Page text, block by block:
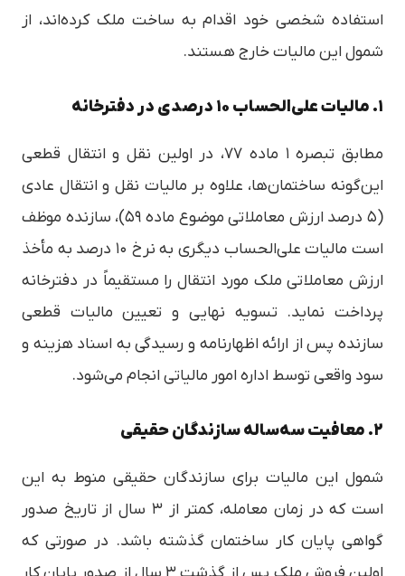
استفاده شخصی خود اقدام به ساخت ملک کرده‌اند، از
شمول این مالیات خارج هستند.
۱. مالیات علی‌الحساب ۱۰ درصدی در دفترخانه
مطابق تبصره ۱ ماده ۷۷، در اولین نقل و انتقال قطعی
این‌گونه ساختمان‌ها، علاوه بر مالیات نقل و انتقال عادی
(۵ درصد ارزش معاملاتی موضوع ماده ۵۹)، سازنده موظف
است مالیات علی‌الحساب دیگری به نرخ ۱۰ درصد به مأخذ
ارزش معاملاتی ملک مورد انتقال را مستقیماً در دفترخانه
پرداخت نماید. تسویه نهایی و تعیین مالیات قطعی
سازنده پس از ارائه اظهارنامه و رسيدگی به اسناد هزینه و
سود واقعی توسط اداره امور مالیاتی انجام می‌شود.
۲. معافیت سه‌ساله سازندگان حقیقی
شمول این مالیات برای سازندگان حقیقی منوط به این
است که در زمان معامله، کمتر از ۳ سال از تاریخ صدور
گواهی پایان کار ساختمان گذشته باشد. در صورتی که